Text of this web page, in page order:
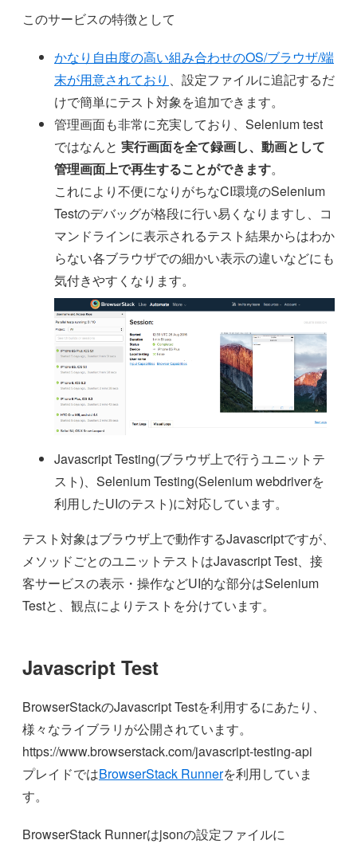
このサービスの特徴として
かなり自由度の高い組み合わせのOS/ブラウザ/端
末が用意されており 、設定ファイルに追記するだ
けで簡単にテスト対象を追加できます。
管理画面も非常に充実しており、Selenium test
ではなんと 実行画面を全て録画し、動画として
管理画面上で再生することができます。
これにより不便になりがちなCI環境のSelenium
Testのデバッグが格段に行い易くなりますし、コ
マンドラインに表示されるテスト結果からはわか
らない各ブラウザでの細かい表示の違いなどにも
気付きやすくなります。
Javascript Testing(ブラウザ上で行うユニットテ
スト)、Selenium Testing(Selenium webdriverを
利用したUIのテスト)に対応しています。
テスト対象はブラウザ上で動作するJavascriptですが、
メソッドごとのユニットテストはJavascript Test、接
客サービスの表示・操作などUI的な部分はSelenium
Testと、観点によりテストを分けています。
Javascript Test
BrowserStackのJavascript Testを利用するにあたり、
様々なライブラリが公開されています。
https://www.browserstack.com/javascript-testing-api
プレイドではBrowserStack Runnerを利用していま
す。
BrowserStack Runnerはjsonの設定ファイルに